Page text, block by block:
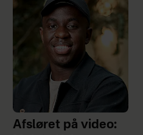
Afsløret på video: